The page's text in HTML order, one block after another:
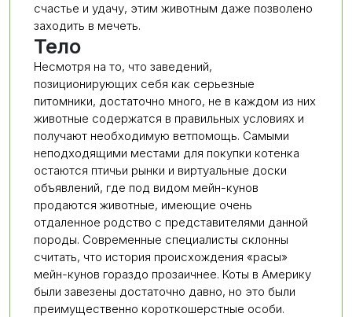
счастье и удачу, этим животным даже позволено
заходить в мечеть.
Тело
Несмотря на то, что заведений,
позиционирующих себя как серьезные
питомники, достаточно много, не в каждом из них
животные содержатся в правильных условиях и
получают необходимую ветпомощь. Самыми
неподходящими местами для покупки котенка
остаются птичьи рынки и виртуальные доски
объявлений, где под видом мейн-кунов
продаются животные, имеющие очень
отдаленное родство с представителями данной
породы. Современные специалисты склонны
считать, что история происхождения «расы»
мейн-кунов гораздо прозаичнее. Коты в Америку
были завезены достаточно давно, но это были
преимущественно короткошерстные особи.